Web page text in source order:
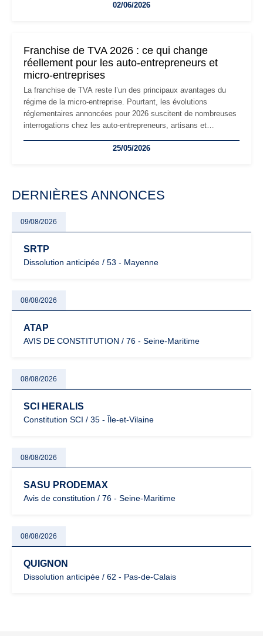
les auto-entrepreneurs devront s'adapter à un environnement
02/06/2026
Franchise de TVA 2026 : ce qui change
réellement pour les auto-entrepreneurs et
micro-entreprises
La franchise de TVA reste l’un des principaux avantages du
régime de la micro-entreprise. Pourtant, les évolutions
réglementaires annoncées pour 2026 suscitent de nombreuses
interrogations chez les auto-entrepreneurs, artisans et
facturation ou risque de bascule vers la TVA : les règles
25/05/2026
DERNIÈRES ANNONCES
09/08/2026
SRTP
Dissolution anticipée / 53 - Mayenne
08/08/2026
ATAP
AVIS DE CONSTITUTION / 76 - Seine-Maritime
08/08/2026
SCI HERALIS
Constitution SCI / 35 - Île-et-Vilaine
08/08/2026
SASU PRODEMAX
Avis de constitution / 76 - Seine-Maritime
08/08/2026
QUIGNON
Dissolution anticipée / 62 - Pas-de-Calais